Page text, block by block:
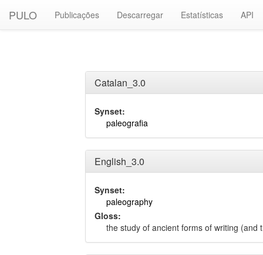
PULO Publicações Descarregar Estatísticas API
Catalan_3.0
Synset:
paleografia
English_3.0
Synset:
paleography
Gloss:
the study of ancient forms of writing (and